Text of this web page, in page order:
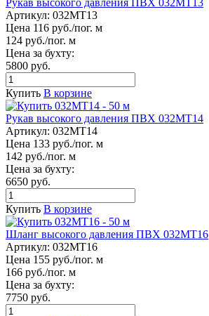
Артикул: 032МТ13
Цена 116 руб./пог. м
124 руб./пог. м
Цена за бухту:
5800 руб.
Купить В корзине
Рукав высокого давления ПВХ 032МТ14
Артикул: 032МТ14
Цена 133 руб./пог. м
142 руб./пог. м
Цена за бухту:
6650 руб.
Купить В корзине
Шланг высокого давления ПВХ 032МТ16
Артикул: 032МТ16
Цена 155 руб./пог. м
166 руб./пог. м
Цена за бухту:
7750 руб.